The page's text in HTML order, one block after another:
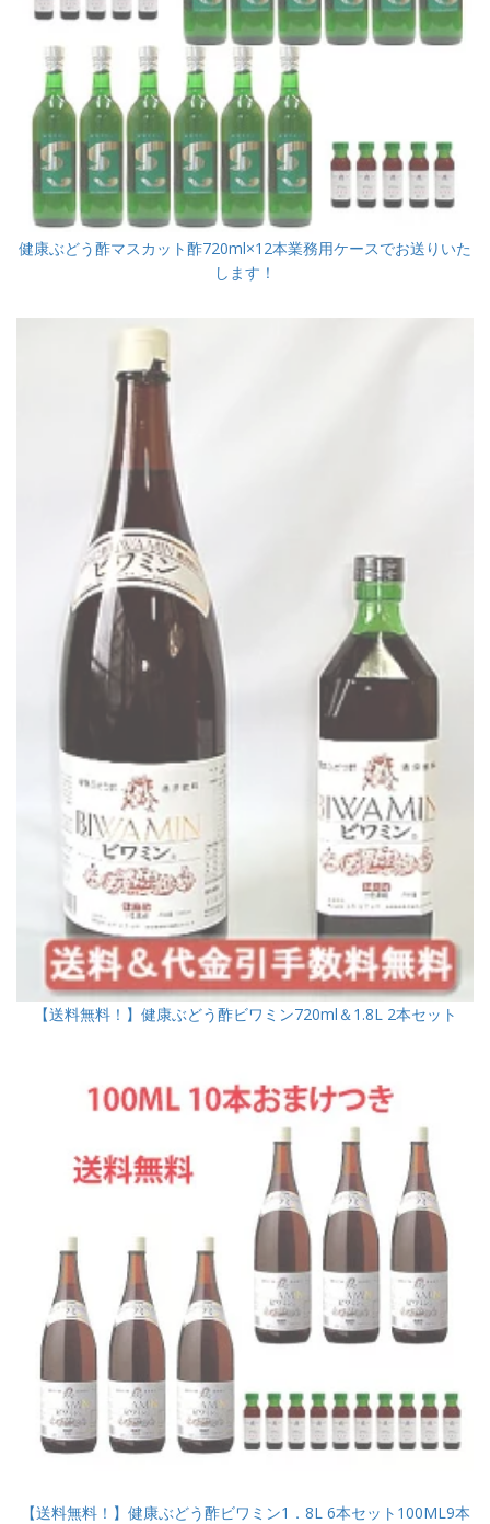
健康ぶどう酢マスカット酢720ml×12本業務用ケースでお送りいた
します！
【送料無料！】健康ぶどう酢ビワミン720ml＆1.8L 2本セット
【送料無料！】健康ぶどう酢ビワミン1．8L 6本セット100ML9本